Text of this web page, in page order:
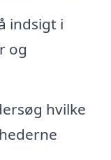
indsigt i
og
hvilke